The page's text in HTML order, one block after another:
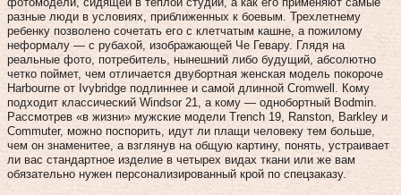
разные люди в условиях, приближенных к боевым. Трехлетнему
ребенку позволено сочетать его с клетчатым кашне, а пожилому
неформалу — с рубахой, изображающей Че Гевару. Глядя на
реальные фото, потребитель, нынешний либо будущий, абсолютно
четко поймет, чем отличается двубортная женская модель покороче
Harbourne от Ivybridge подлиннее и самой длинной Cromwell. Кому
подходит классический Windsor 21, а кому — однобортный Bodmin.
Рассмотрев «в жизни» мужские модели Trench 19, Ranston, Barkley и
Commuter, можно поспорить, идут ли плащи человеку тем больше,
чем он знаменитее, а взглянув на общую картину, понять, устраивает
ли вас стандартное изделие в четырех видах ткани или же вам
обязательно нужен персонализированный крой по спецзаказу.